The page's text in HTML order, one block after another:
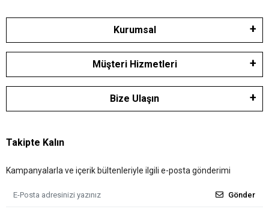
Kurumsal
Müşteri Hizmetleri
Bize Ulaşın
Takipte Kalın
Kampanyalarla ve içerik bültenleriyle ilgili e-posta gönderimi
Gönder